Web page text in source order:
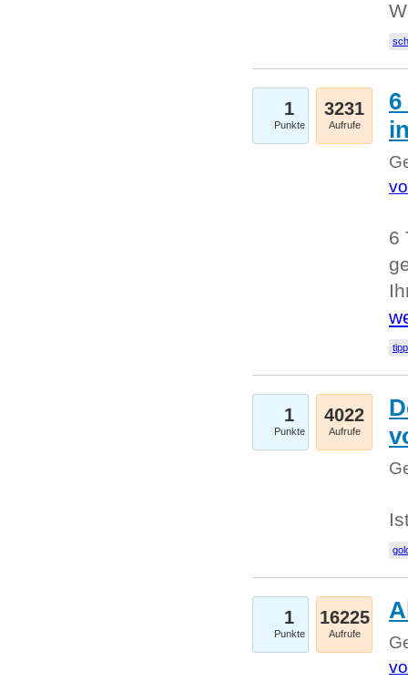
1
Punkte
3231
Aufrufe
6
1
Punkte
4022
Aufrufe
1
Punkte
16225
Aufrufe